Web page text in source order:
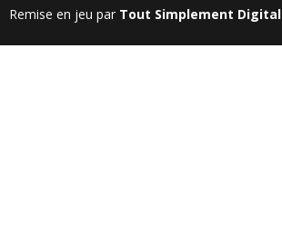
Remise en jeu par Tout Simplement Digital